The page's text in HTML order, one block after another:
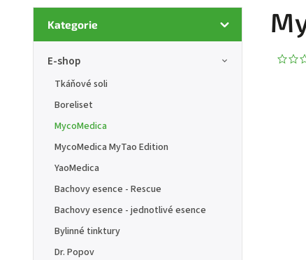
Kategorie
E-shop
Tkáňové soli
Boreliset
MycoMedica
MycoMedica MyTao Edition
YaoMedica
Bachovy esence - Rescue
Bachovy esence - jednotlivé esence
Bylinné tinktury
Dr. Popov